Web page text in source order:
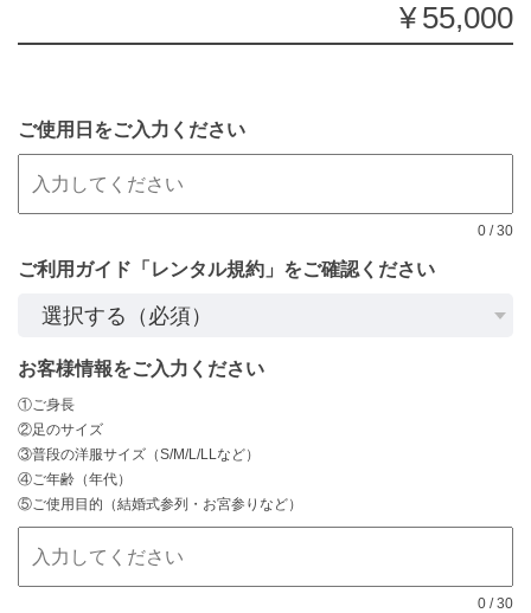
¥55,000
ご使用日をご入力ください
0 /30
ご利用ガイド「レンタル規約」をご確認ください
お客様情報をご入力ください
①ご身長
②足のサイズ
③普段の洋服サイズ（S/M/L/LLなど）
④ご年齢（年代）
⑤ご使用目的（結婚式参列・お宮参りなど）
0 /30